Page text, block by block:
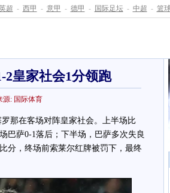
超 - 西甲 - 意甲 - 德甲 - 国际足坛 - 中超 - 篮
2皇家社会1分领跑
源: 国际体育
那在客场对阵皇家社会。上半场比
巴萨0-1落后；下半场，巴萨多次失良
分，终场前索莱尔红牌被罚下，最终